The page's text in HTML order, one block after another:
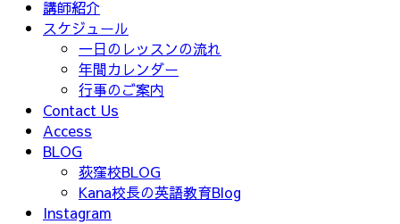
講師紹介
スケジュール
一日のレッスンの流れ
年間カレンダー
行事のご案内
Contact Us
Access
BLOG
荻窪校BLOG
Kana校長の英語教育Blog
Instagram